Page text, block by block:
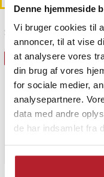
Denne hjemmeside
Vi bruger cookies til
annoncer, til at vise
at analysere vores
din brug af vores
for sociale medier,
analysepartnere.
data med andre
de har indsamlet fra
Sidst besøgt
GAVEIDÉ